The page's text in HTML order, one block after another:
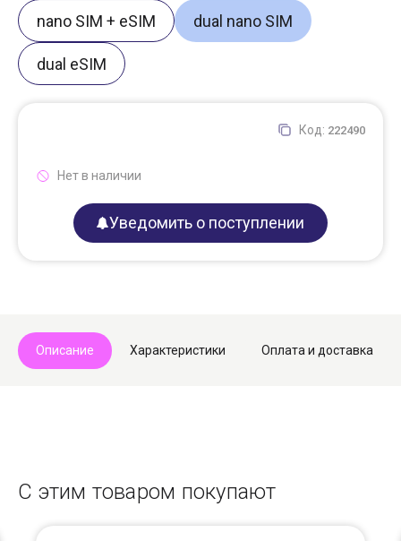
nano SIM + eSIM dual nano SIM
dual eSIM
Код: 222490
Нет в наличии
Уведомить о поступлении
Описание Характеристики Оплата и доставка
С этим товаром покупают